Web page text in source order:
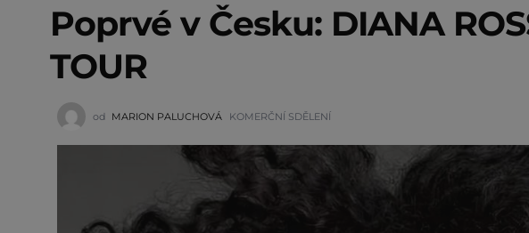
Poprvé v Česku: DIANA
TOUR
od MARION PALUCHOVÁ KOMERČNÍ SDĚLENÍ